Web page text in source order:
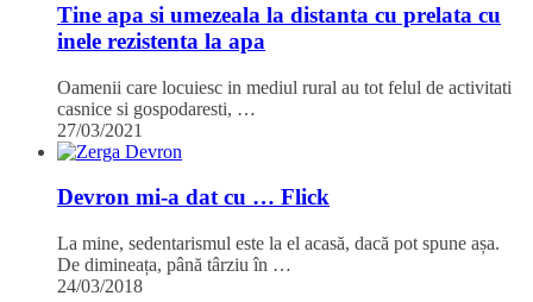
Tine apa si umezeala la distanta cu prelata cu
inele rezistenta la apa
Oamenii care locuiesc in mediul rural au tot felul de activitati
casnice si gospodaresti, …
27/03/2021
Devron mi-a dat cu … Flick
La mine, sedentarismul este la el acasă, dacă pot spune așa.
De dimineața, până târziu în …
24/03/2018